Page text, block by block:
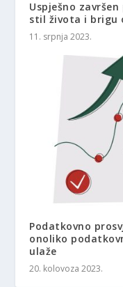
Uspješno
stil života i brigu
11. srpnja 2023.
Podatkovno
onoliko
ulaže
20. kolovoza 2023.